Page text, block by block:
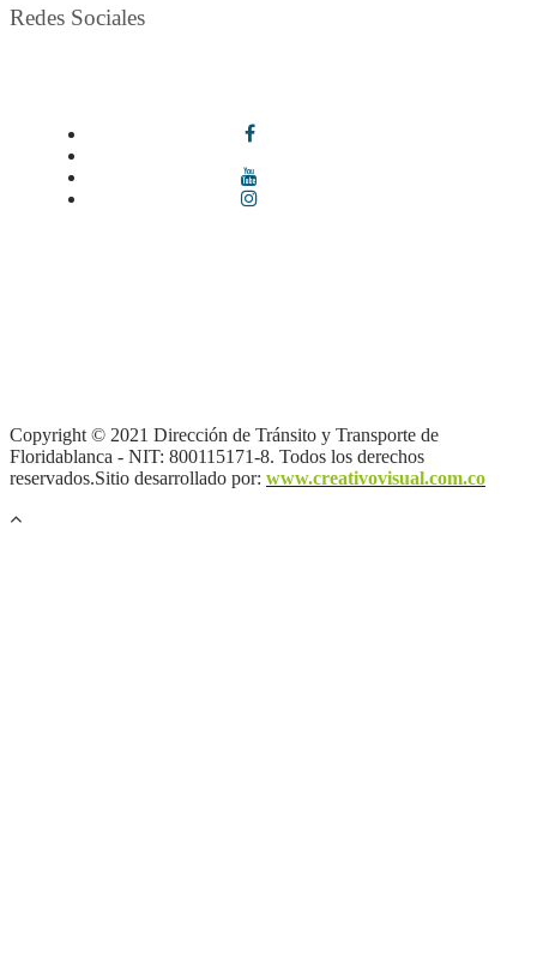
Redes Sociales
Copyright © 2021 Dirección de Tránsito y Transporte de
Floridablanca - NIT: 800115171-8. Todos los derechos
reservados.Sitio desarrollado por: www.creativovisual.com.co